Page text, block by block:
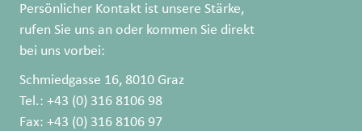
Persönlicher Kontakt ist unsere Stärke,
rufen Sie uns an oder kommen Sie direkt
bei uns vorbei:
Schmiedgasse 16, 8010 Graz
Tel.: +43 (0) 316 8106 98
Fax: +43 (0) 316 8106 97